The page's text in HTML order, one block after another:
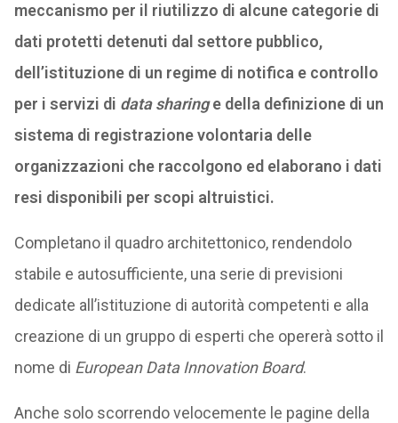
meccanismo per il riutilizzo di alcune categorie di
dati protetti detenuti dal settore pubblico,
dell’istituzione di un regime di notifica e controllo
per i servizi di data sharinge della definizione di un
sistema di registrazione volontaria delle
organizzazioni che raccolgono ed elaborano i dati
resi disponibili per scopi altruistici.
Completano il quadro architettonico, rendendolo
stabile e autosufficiente, una serie di previsioni
dedicate all’istituzione di autorità competenti e alla
creazione di un gruppo di esperti che opererà sotto il
nome di European Data Innovation Board.
Anche solo scorrendo velocemente le pagine della